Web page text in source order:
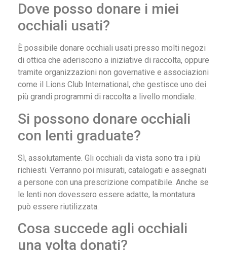
Dove posso donare i miei
occhiali usati?
È possibile donare occhiali usati presso molti negozi
di ottica che aderiscono a iniziative di raccolta, oppure
tramite organizzazioni non governative e associazioni
come il Lions Club International, che gestisce uno dei
più grandi programmi di raccolta a livello mondiale.
Si possono donare occhiali
con lenti graduate?
Sì, assolutamente. Gli occhiali da vista sono tra i più
richiesti. Verranno poi misurati, catalogati e assegnati
a persone con una prescrizione compatibile. Anche se
le lenti non dovessero essere adatte, la montatura
può essere riutilizzata.
Cosa succede agli occhiali
una volta donati?